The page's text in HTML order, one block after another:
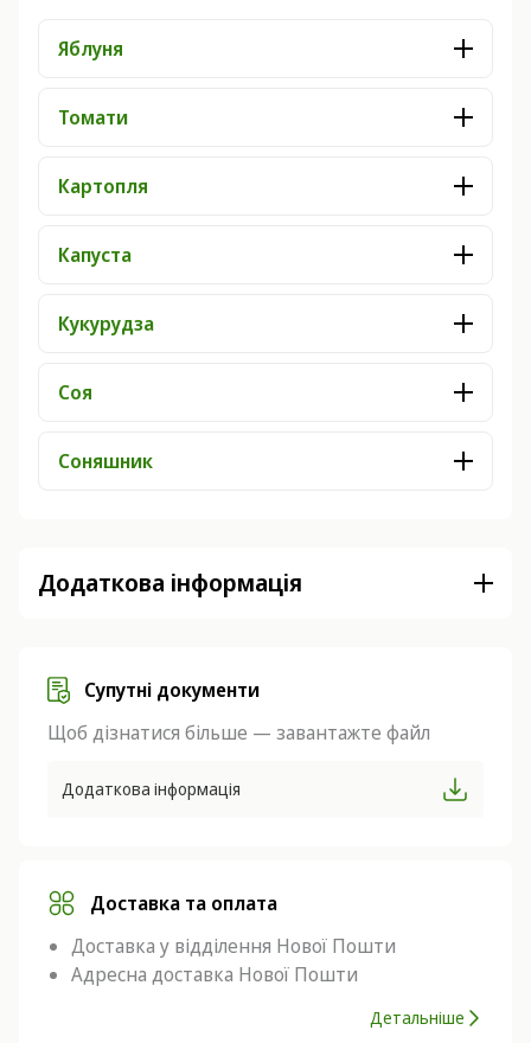
Яблуня
Томати
Картопля
Капуста
Кукурудза
Соя
Соняшник
Додаткова інформація
Супутні документи
Щоб дізнатися більше — завантажте файл
Додаткова інформація
Доставка та оплата
Доставка у відділення Нової Пошти
Адресна доставка Нової Пошти
Детальніше